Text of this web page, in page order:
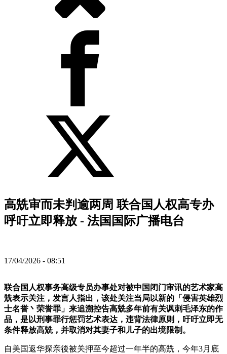
高兟审而未判逾两周 联合国人权高专办
呼吁立即释放 - 法国国际广播电台
17/04/2026 - 08:51
联合国人权事务高级专员办事处对被中国闭门审讯的艺术家高
兟表示关注，发言人指出，该处关注当局以新的「侵害英雄烈
士名誉丶荣誉罪」来追溯控告高兟多年前有关讽刺毛泽东的作
品，是以刑事罪行惩罚艺术表达，违背法律原则，吁吁立即无
条件释放高兟，并取消对其妻子和儿子的出境限制。
自美国返华探亲後被关押至今超过一年半的高兟，今年3月底